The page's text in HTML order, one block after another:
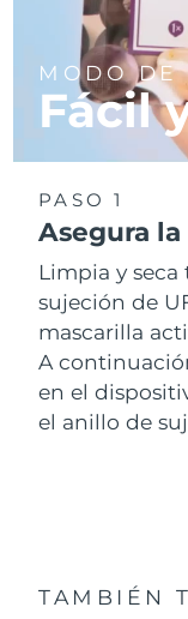
MODO DE
Fácil
PASO 1
Asegura
Limpia y
sujeción de
mascarilla
A
en el
el anillo de
TAMBIÉN